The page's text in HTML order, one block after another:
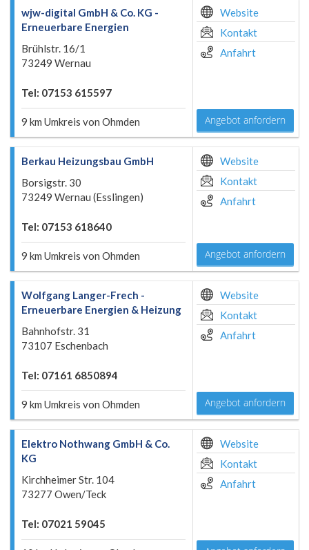
wjw-digital GmbH & Co. KG -
Erneuerbare Energien
Brühlstr. 16/1
73249 Wernau
Tel: 07153 615597
9 km Umkreis von Ohmden
Website
Kontakt
Anfahrt
Angebot anfordern
Berkau Heizungsbau GmbH
Borsigstr. 30
73249 Wernau (Esslingen)
Tel: 07153 618640
9 km Umkreis von Ohmden
Website
Kontakt
Anfahrt
Angebot anfordern
Wolfgang Langer-Frech -
Erneuerbare Energien & Heizung
Bahnhofstr. 31
73107 Eschenbach
Tel: 07161 6850894
9 km Umkreis von Ohmden
Website
Kontakt
Anfahrt
Angebot anfordern
Elektro Nothwang GmbH & Co.
KG
Kirchheimer Str. 104
73277 Owen/Teck
Tel: 07021 59045
Website
Kontakt
Anfahrt